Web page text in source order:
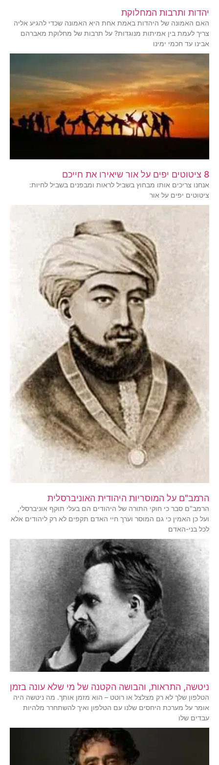
יהדות ותרבות המחלוקת
האם האמונה של היהדות באמת אחת היא האמונה שכדי להגיע אליה
צריך לעמת בין אמיתות מנוגדות? על תרבות של מחלוקת מאברהם
אבינו עד חכמי ימינו
8 ציטוטים יפים על אור שיאירו את חייכם
אנחנו צריכים אותו מבחוץ בשביל לראות ומבפנים בשביל לחיות:
ציטוטים יפים על אור
הרמב"ם על המוסריות היהודית האוניברסלית
הרמב"ם סבר כי חוקי התורה של היהודים הם בעלי תוקף אוניברסלי,
ועל כן האמין כי גם המוסר וערך חיי האדם תקפים לא רק ליהודים אלא
לכל בני-האדם
ניטשה, התראות, והבושה הקטנה של מי שלא עונה בזמן
הטלפון שלך לא רק מצלצל או רוטט – הוא מזמן אותך. מה ניטשה היה
אומר על מערכת היחסים שלנו עם הטלפון ואיך להשתחרר מלהיות
עבדים שלו